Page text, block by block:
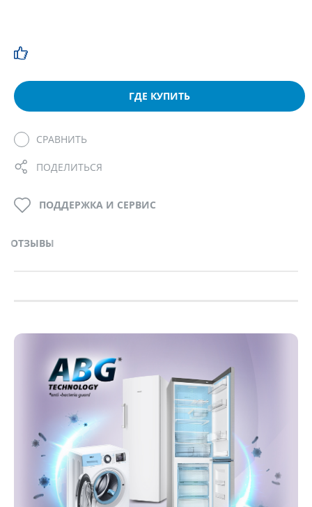
ГДЕ КУПИТЬ
СРАВНИТЬ
ПОДЕЛИТЬСЯ
ОТЗЫВЫ
ПОДДЕРЖКА И СЕРВИС